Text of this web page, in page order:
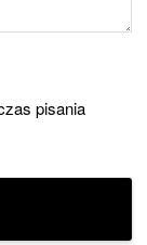
pisania